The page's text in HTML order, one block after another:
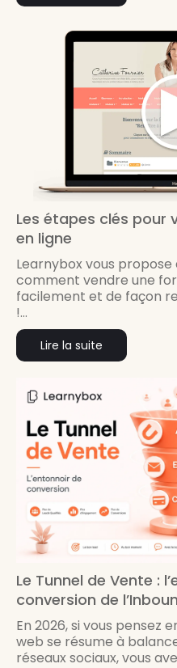
Les étapes clés pour
en ligne
Learnybox vous
comment vendre une
facilement et de façon
!...
Lire la suite
Le Tunnel de Vente :
conversion de
En 2026, si vous pensez
web se résume à
réseaux sociaux, vous